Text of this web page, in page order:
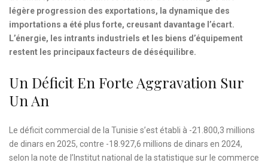
légère progression des exportations, la dynamique des
importations a été plus forte, creusant davantage l’écart.
L’énergie, les intrants industriels et les biens d’équipement
restent les principaux facteurs de déséquilibre.
Un Déficit En Forte Aggravation Sur
Un An
Le déficit commercial de la Tunisie s’est établi à -21.800,3 millions
de dinars en 2025, contre -18.927,6 millions de dinars en 2024,
selon la note de l’Institut national de la statistique sur le commerce